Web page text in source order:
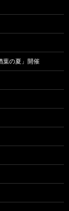
葉の夏」開催